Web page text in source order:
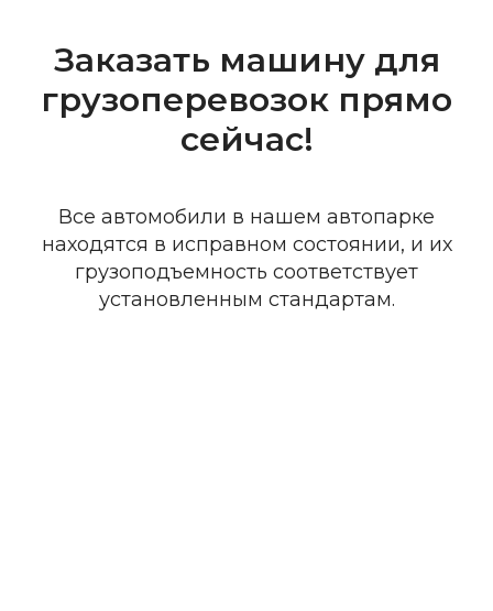
Заказать машину для
грузоперевозок прямо
сейчас!
Все автомобили в нашем автопарке
находятся в исправном состоянии, и их
грузоподъемность соответствует
установленным стандартам.